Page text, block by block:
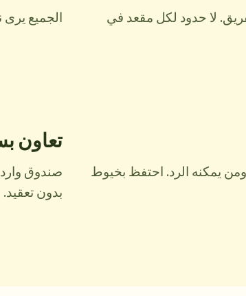
لا حدود لكل مقعد في
الجميع
يمكنه الرد. احتفظ بخيوط
تعاون
صندوق
بدون تعقيد.